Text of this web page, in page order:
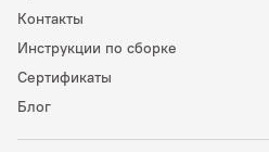
Контакты
Инструкции по сборке
Сертификаты
Блог